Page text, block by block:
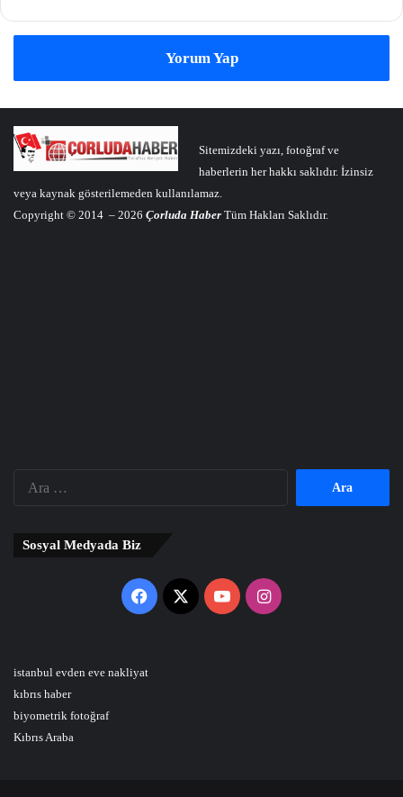
Yorum Yap
Sitemizdeki yazı, fotoğraf ve
haberlerin her hakkı saklıdır. İzinsiz
veya kaynak gösterilemeden kullanılamaz.
Copyright © 2014 – 2026 Çorluda Haber Tüm Hakları Saklıdır.
Sosyal Medyada Biz
Facebook
X YouTubeInstagram
istanbul evden eve nakliyat
kıbrıs haber
biyometrik fotoğraf
Kıbrıs Araba